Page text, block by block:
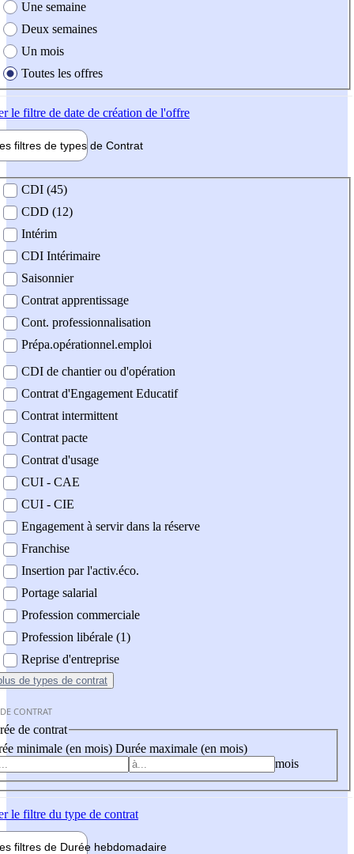
Une semaine
Deux semaines
Un mois
Toutes les offres
le filtre de date de création de l'offre
filtres de types de Contrat
contrat
CDI (45)
CDD (12)
Intérim
CDI Intérimaire
Saisonnier
Contrat apprentissage
Cont. professionnalisation
Prépa.opérationnel.emploi
CDI de chantier ou d'opération
Contrat d'Engagement Educatif
Contrat intermittent
Contrat pacte
Contrat d'usage
CUI - CAE
CUI - CIE
Engagement à servir dans la réserve
Franchise
Insertion par l'activ.éco.
Portage salarial
Profession commerciale
Profession libérale (1)
Reprise d'entreprise
de types de contrat
CONTRAT
de contrat
minimale (en mois) Durée maximale (en mois)
mois
le filtre du type de contrat
filtres de Durée hebdomadaire